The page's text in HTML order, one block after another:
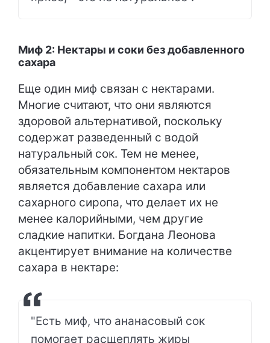
Миф 2: Нектары и соки без добавленного
сахара
Еще один миф связан с нектарами.
Многие считают, что они являются
здоровой альтернативой, поскольку
содержат разведенный с водой
натуральный сок. Тем не менее,
обязательным компонентом нектаров
является добавление сахара или
сахарного сиропа, что делает их не
менее калорийными, чем другие
сладкие напитки. Богдана Леонова
акцентирует внимание на количестве
сахара в нектаре:
"Есть миф, что ананасовый сок
помогает расщеплять жиры